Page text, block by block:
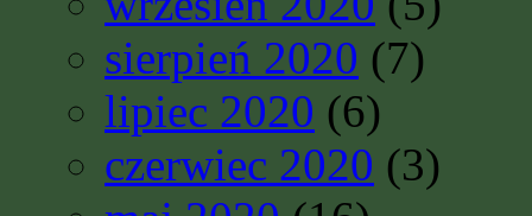
sierpień 2020 (7)
lipiec 2020 (6)
czerwiec 2020 (3)